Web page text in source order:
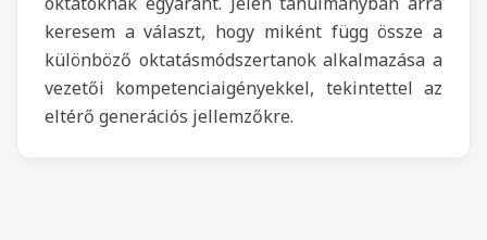
keresem a választ, hogy miként függ össze a
különböző oktatásmódszertanok alkalmazása a
vezetői kompetenciaigényekkel, tekintettel az
eltérő generációs jellemzőkre.